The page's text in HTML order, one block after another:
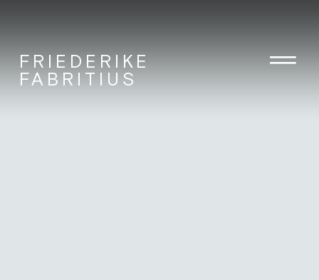
FRIEDERIKE
FABRITIUS